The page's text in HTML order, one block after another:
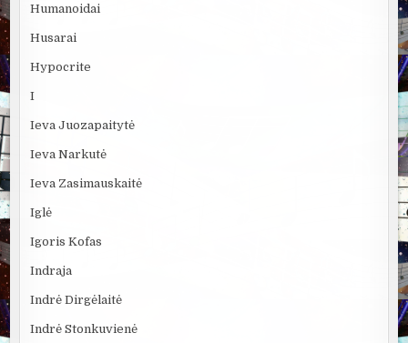
Humanoidai
Husarai
Hypocrite
I
Ieva Juozapaitytė
Ieva Narkutė
Ieva Zasimauskaitė
Iglė
Igoris Kofas
Indraja
Indrė Dirgėlaitė
Indrė Stonkuvienė